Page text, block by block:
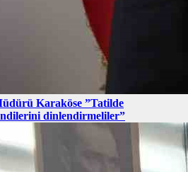
Karaköse ”Tatilde
dinlendirmeliler”